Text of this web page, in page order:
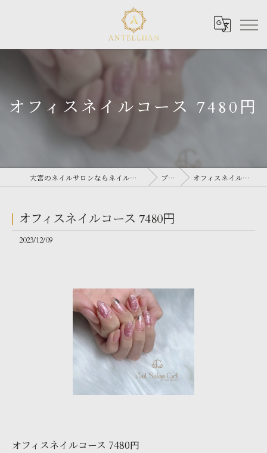
オフィスネイルコース 7480円
大宮のネイルサロンならネイルサロン Antellijan 大宮 ブログ オフィスネイルコース 7480円
オフィスネイルコース 7480円
2023/12/09
オフィスネイルコース 7480円